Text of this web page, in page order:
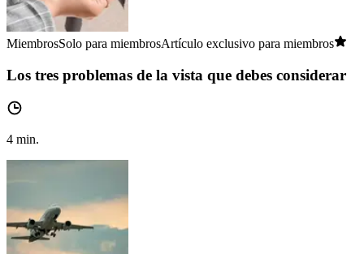
MiembrosSolo para miembrosArtículo exclusivo para miembros
Los tres problemas de la vista que debes considerar
4 min.